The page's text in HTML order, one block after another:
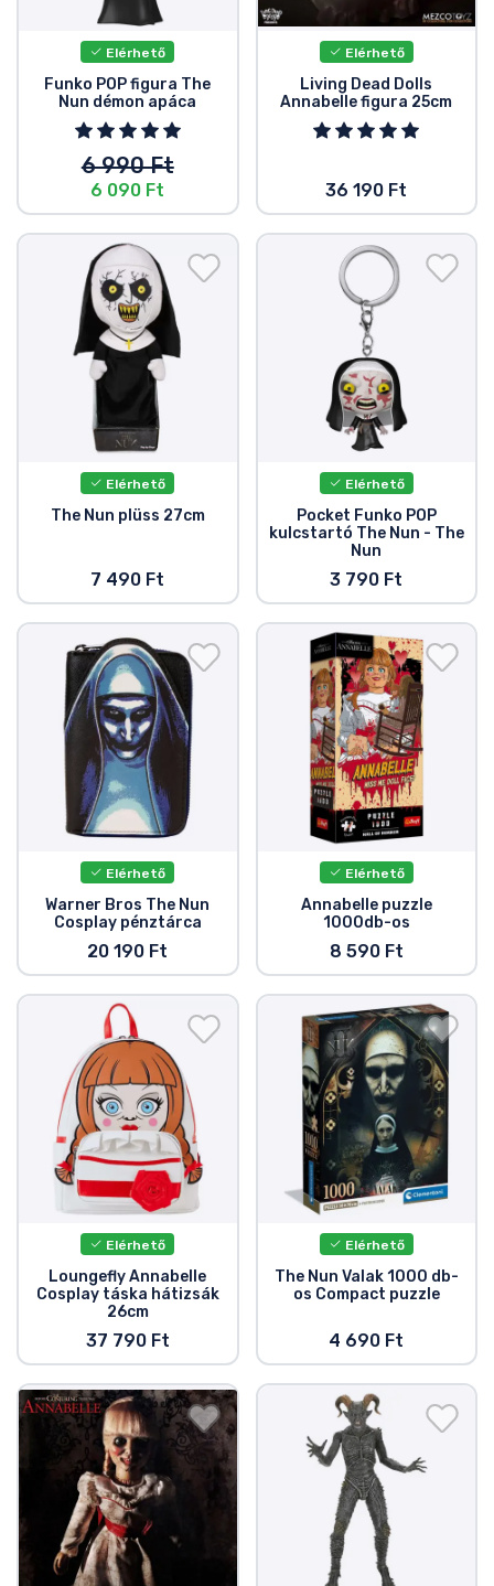
Elérhető
Funko POP figura The
Nun démon apáca
6 990 Ft
6 090 Ft
Elérhető
Living Dead Dolls
Annabelle figura 25cm
36 190 Ft
Elérhető
The Nun plüss 27cm
7 490 Ft
Elérhető
Pocket Funko POP
kulcstartó The Nun - The
Nun
3 790 Ft
Elérhető
Warner Bros The Nun
Cosplay pénztárca
20 190 Ft
Elérhető
Annabelle puzzle
1000db-os
8 590 Ft
Elérhető
Loungefly Annabelle
Cosplay táska hátizsák
26cm
37 790 Ft
Elérhető
The Nun Valak 1000 db-
os Compact puzzle
4 690 Ft